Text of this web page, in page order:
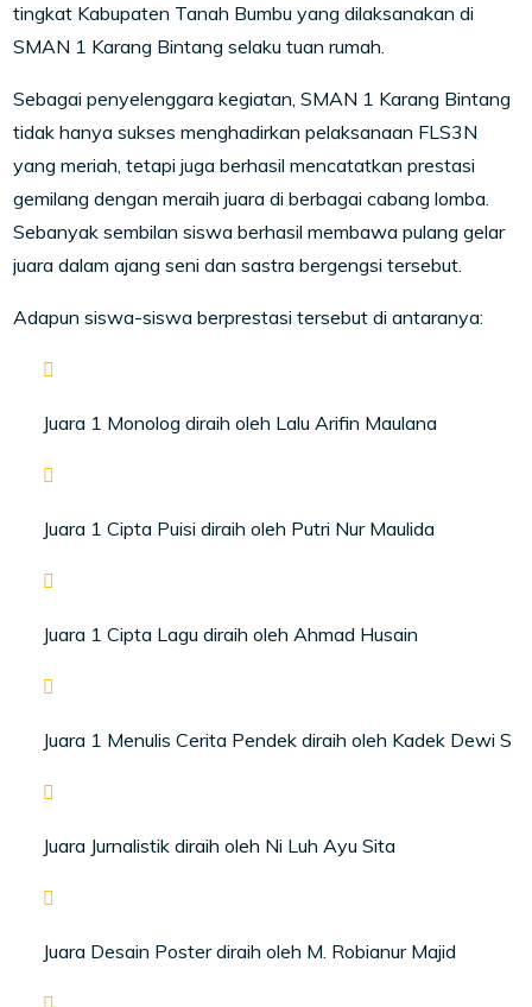
tingkat Kabupaten Tanah Bumbu yang dilaksanakan di
SMAN 1 Karang Bintang selaku tuan rumah.
Sebagai penyelenggara kegiatan, SMAN 1 Karang Bintang
tidak hanya sukses menghadirkan pelaksanaan FLS3N
yang meriah, tetapi juga berhasil mencatatkan prestasi
gemilang dengan meraih juara di berbagai cabang lomba.
Sebanyak sembilan siswa berhasil membawa pulang gelar
juara dalam ajang seni dan sastra bergengsi tersebut.
Adapun siswa-siswa berprestasi tersebut di antaranya:
Juara 1 Monolog diraih oleh Lalu Arifin Maulana
Juara 1 Cipta Puisi diraih oleh Putri Nur Maulida
Juara 1 Cipta Lagu diraih oleh Ahmad Husain
Juara 1 Menulis Cerita Pendek diraih oleh Kadek Dewi S
Juara Jurnalistik diraih oleh Ni Luh Ayu Sita
Juara Desain Poster diraih oleh M. Robianur Majid